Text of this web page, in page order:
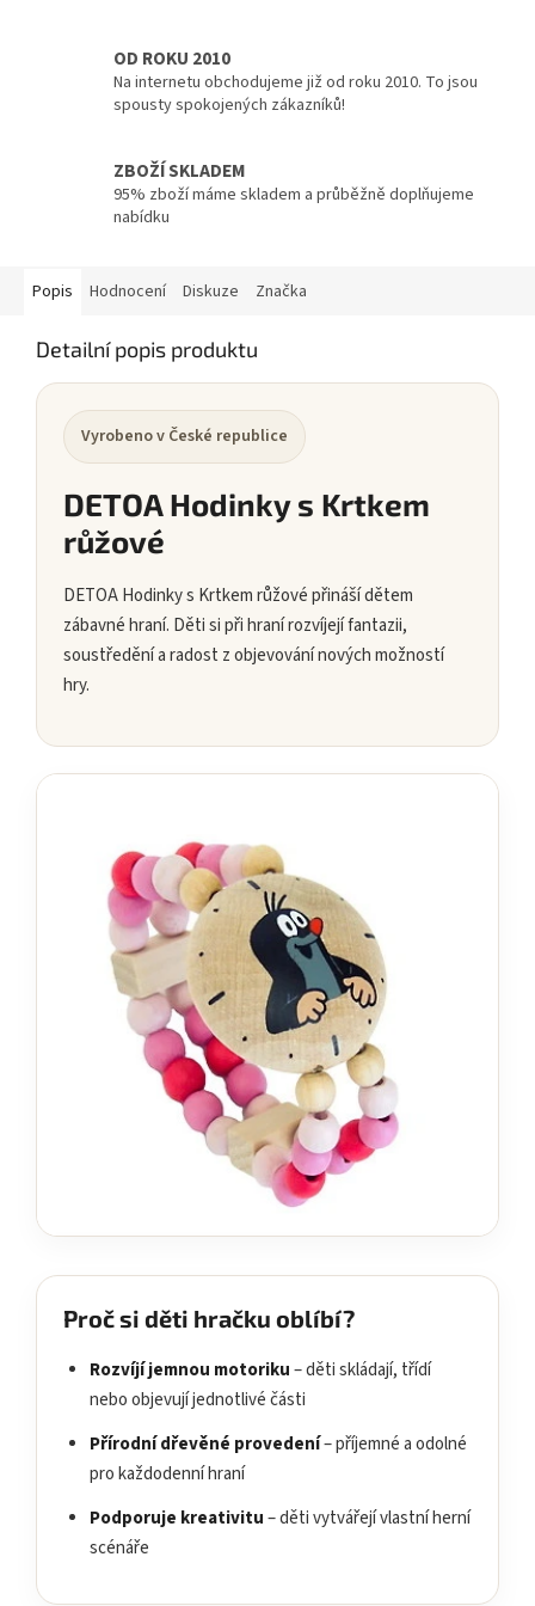
OD ROKU 2010
Na internetu obchodujeme již od roku 2010. To jsou
spousty spokojených zákazníků!
ZBOŽÍ SKLADEM
95% zboží máme skladem a průběžně doplňujeme
nabídku
Popis Hodnocení Diskuze Značka
Detailní popis produktu
Vyrobeno v České republice
DETOA Hodinky s Krtkem
růžové
DETOA Hodinky s Krtkem růžové přináší dětem
zábavné hraní. Děti si při hraní rozvíjejí fantazii,
soustředění a radost z objevování nových možností
hry.
Proč si děti hračku oblíbí?
Rozvíjí jemnou motoriku– děti skládají, třídí
nebo objevují jednotlivé části
Přírodní dřevěné provedení– příjemné a odolné
pro každodenní hraní
Podporuje kreativitu– děti vytvářejí vlastní herní
scénáře